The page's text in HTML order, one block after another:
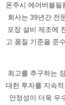
온주시 에어버블필
회사는 39년간 전
포장 설비 제조에
고 품질 기준을 준
최고를 추구하는
대한 투자를 지속
안정성이 더욱 우